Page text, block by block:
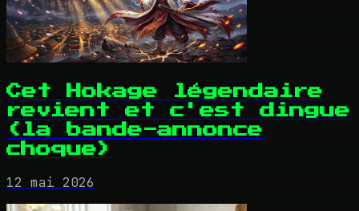
Cet Hokage légendaire
revient et c'est dingue
(la bande-annonce
choque)
12 mai 2026